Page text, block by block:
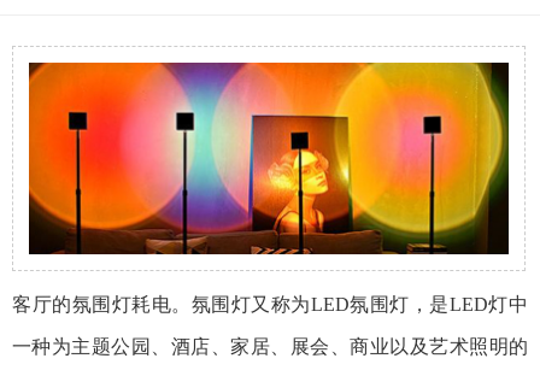
客厅的氛围灯耗电。氛围灯又称为LED氛围灯，是LED灯中
一种为主题公园、酒店、家居、展会、商业以及艺术照明的